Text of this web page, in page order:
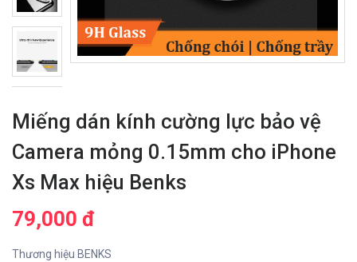
Miếng dán kính cường lực bảo vệ
Camera mỏng 0.15mm cho iPhone
Xs Max hiệu Benks
79,000 đ
Thương hiệu BENKS